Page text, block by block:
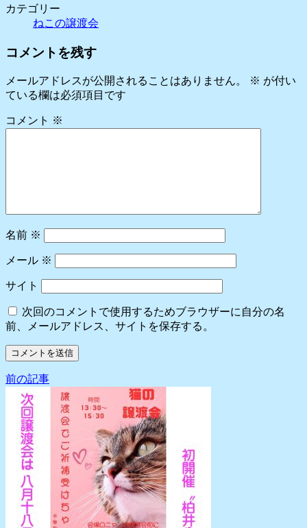
カテゴリー
ねこの譲渡会
コメントを残す
メールアドレスが公開されることはありません。 ※ が付い
ている欄は必須項目です
コメント ※
名前 ※
メール ※
サイト
次回のコメントで使用するためブラウザーに自分の名
前、メールアドレス、サイトを保存する。
前の記事